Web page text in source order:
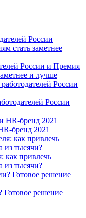
России и Премия
и лучше
России
бренд 2021
как привлечь
из тысячи?
Готовое решение